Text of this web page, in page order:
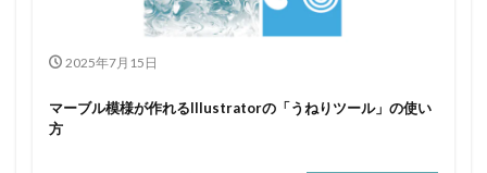
2025年7月15日
マーブル模様が作れるIllustratorの「うねりツール」の使い
方